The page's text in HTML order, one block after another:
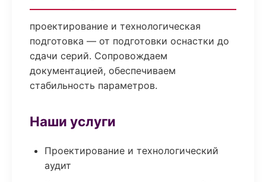
проектирование и технологическая
подготовка — от подготовки оснастки до
сдачи серий. Сопровождаем
документацией, обеспечиваем
стабильность параметров.
Наши услуги
Проектирование и технологический
аудит